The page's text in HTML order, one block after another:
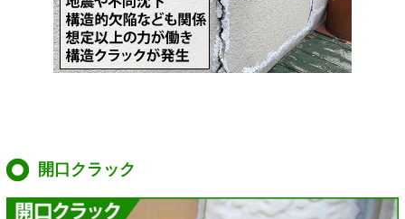
開口クラック